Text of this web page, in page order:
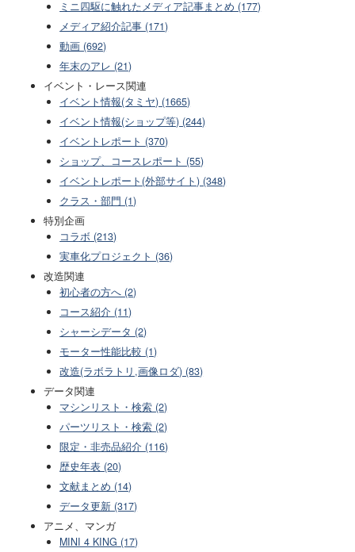
ミニ四駆に触れたメディア記事まとめ (177)
メディア紹介記事 (171)
動画 (692)
年末のアレ (21)
イベント・レース関連
イベント情報(タミヤ) (1665)
イベント情報(ショップ等) (244)
イベントレポート (370)
ショップ、コースレポート (55)
イベントレポート(外部サイト) (348)
クラス・部門 (1)
特別企画
コラボ (213)
実車化プロジェクト (36)
改造関連
初心者の方へ (2)
コース紹介 (11)
シャーシデータ (2)
モーター性能比較 (1)
改造(ラボラトリ,画像ロダ) (83)
データ関連
マシンリスト・検索 (2)
パーツリスト・検索 (2)
限定・非売品紹介 (116)
歴史年表 (20)
文献まとめ (14)
データ更新 (317)
アニメ、マンガ
MINI 4 KING (17)